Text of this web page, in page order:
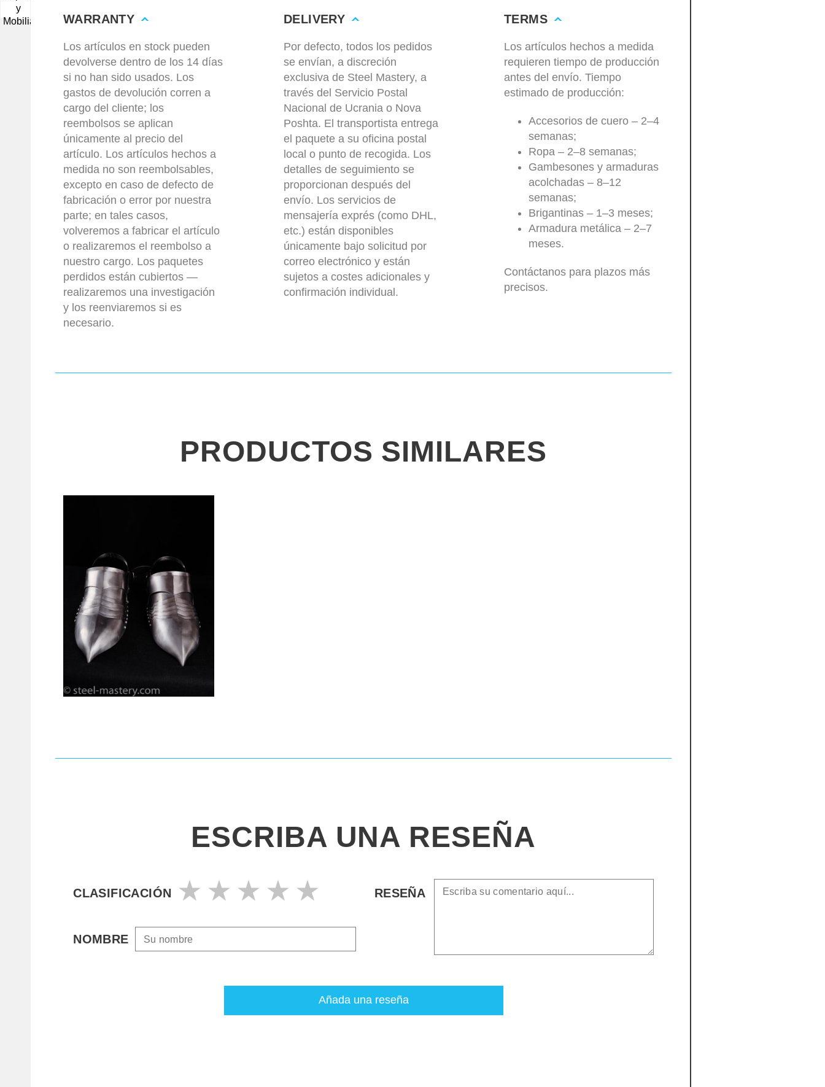
WARRANTY
Los artículos en stock pueden
devolverse dentro de los 14 días
si no han sido usados. Los
gastos de devolución corren a
cargo del cliente; los
reembolsos se aplican
únicamente al precio del
artículo. Los artículos hechos a
medida no son reembolsables,
excepto en caso de defecto de
fabricación o error por nuestra
parte; en tales casos,
volveremos a fabricar el artículo
o realizaremos el reembolso a
nuestro cargo. Los paquetes
perdidos están cubiertos —
realizaremos una investigación
y los reenviaremos si es
necesario.
DELIVERY
Por defecto, todos los pedidos
se envían, a discreción
exclusiva de Steel Mastery, a
través del Servicio Postal
Nacional de Ucrania o Nova
Poshta. El transportista entrega
el paquete a su oficina postal
local o punto de recogida. Los
detalles de seguimiento se
proporcionan después del
envío. Los servicios de
mensajería exprés (como DHL,
etc.) están disponibles
únicamente bajo solicitud por
correo electrónico y están
sujetos a costes adicionales y
confirmación individual.
TERMS
Los artículos hechos a medida
requieren tiempo de producción
antes del envío. Tiempo
estimado de producción:
Accesorios de cuero – 2–4
semanas;
Ropa – 2–8 semanas;
Gambesones y armaduras
acolchadas – 8–12
semanas;
Brigantinas – 1–3 meses;
Armadura metálica – 2–7
meses.
Contáctanos para plazos más
precisos.
PRODUCTOS SIMILARES
ESCRIBA UNA RESEÑA
CLASIFICACIÓN
NOMBRE
RESEÑA
Añada una reseña